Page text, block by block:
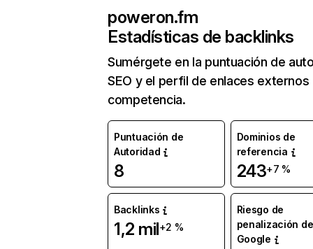
poweron.fm
Estadísticas de backlinks
Sumérgete en la puntuación de
SEO y el perfil de enlaces externos
competencia.
Puntuación de
Autoridad
8
Dominios de
referencia
243+7 %
Backlinks
1,2 mil+2 %
Riesgo de
penalización de
Google